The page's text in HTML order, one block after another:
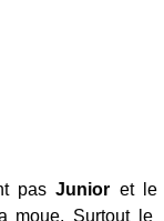
pasJunior et le
moue. Surtout le